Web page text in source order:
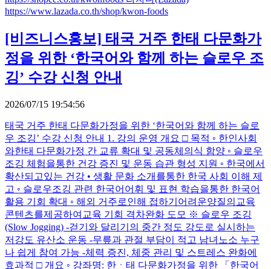
https://www.lazada.co.th/shop/kwon-foods
[비즈니스홍보] 태국 거주 한태 다문화가
정을 위한 ‘한국어와 함께 하는 슬로우 조
깅’ 수강 신청 안내
2026/07/15 19:54:56
태국 거주 한태 다문화가정을 위한 ‘한국어와 함께 하는 슬로
우 조깅’ 수강 신청 안내 1. 강의 운영 개요 □ 목적 ◦ 한인사회
와한태 다문화가정 간 교류 확대 및 공동체의식 함양 ◦ 슬로우
조깅 체험을통한 건강 증진 및 운동 습관 형성 지원 ◦ 한국에서
확산되고있는 건강 • 생활 문화 소개를통한 한국 사회 이해 제
고 ◦ 슬로우조깅 관련 한국어어휘 및 표현 학습을통한 한국어
활용 기회 확대 ◦ 해외 거주로인해 접하기어려운양질의교육
콘텐츠를제공하여교육 기회 격차완화 도모 ※ 슬로우 조깅
(Slow Jogging) -걷기와 달리기의 중간 정도 강도로 실시하는
저강도 유산소 운동 -무릎과 관절 부담이 적고 남녀노소 누구
나 쉽게 참여 가능 -체력 증진, 체중 관리 및 스트레스 완화에
효과적 □ 개요 ◦ 강좌명: 한ㆍ태 다문화가정을 위한 「한국어